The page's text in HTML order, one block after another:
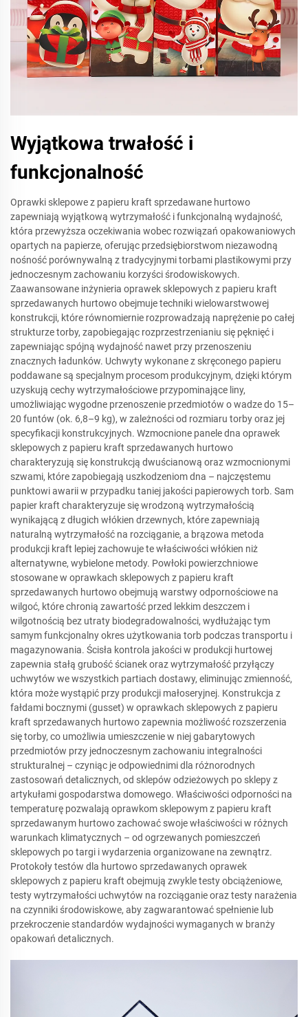
Wyjątkowa trwałość i
funkcjonalność
Oprawki sklepowe z papieru kraft sprzedawane hurtowo
zapewniają wyjątkową wytrzymałość i funkcjonalną wydajność,
która przewyższa oczekiwania wobec rozwiązań opakowaniowych
opartych na papierze, oferując przedsiębiorstwom niezawodną
nośność porównywalną z tradycyjnymi torbami plastikowymi przy
jednoczesnym zachowaniu korzyści środowiskowych.
Zaawansowane inżynieria oprawek sklepowych z papieru kraft
sprzedawanych hurtowo obejmuje techniki wielowarstwowej
konstrukcji, które równomiernie rozprowadzają naprężenie po całej
strukturze torby, zapobiegając rozprzestrzenianiu się pęknięć i
zapewniając spójną wydajność nawet przy przenoszeniu
znacznych ładunków. Uchwyty wykonane z skręconego papieru
poddawane są specjalnym procesom produkcyjnym, dzięki którym
uzyskują cechy wytrzymałościowe przypominające liny,
umożliwiając wygodne przenoszenie przedmiotów o wadze do 15–
20 funtów (ok. 6,8–9 kg), w zależności od rozmiaru torby oraz jej
specyfikacji konstrukcyjnych. Wzmocnione panele dna oprawek
sklepowych z papieru kraft sprzedawanych hurtowo
charakteryzują się konstrukcją dwuścianową oraz wzmocnionymi
szwami, które zapobiegają uszkodzeniom dna – najczęstemu
punktowi awarii w przypadku taniej jakości papierowych torb. Sam
papier kraft charakteryzuje się wrodzoną wytrzymałością
wynikającą z długich włókien drzewnych, które zapewniają
naturalną wytrzymałość na rozciąganie, a brązowa metoda
produkcji kraft lepiej zachowuje te właściwości włókien niż
alternatywne, wybielone metody. Powłoki powierzchniowe
stosowane w oprawkach sklepowych z papieru kraft
sprzedawanych hurtowo obejmują warstwy odpornościowe na
wilgoć, które chronią zawartość przed lekkim deszczem i
wilgotnością bez utraty biodegradowalności, wydłużając tym
samym funkcjonalny okres użytkowania torb podczas transportu i
magazynowania. Ścisła kontrola jakości w produkcji hurtowej
zapewnia stałą grubość ścianek oraz wytrzymałość przyłączy
uchwytów we wszystkich partiach dostawy, eliminując zmienność,
która może wystąpić przy produkcji małoseryjnej. Konstrukcja z
fałdami bocznymi (gusset) w oprawkach sklepowych z papieru
kraft sprzedawanych hurtowo zapewnia możliwość rozszerzenia
się torby, co umożliwia umieszczenie w niej gabarytowych
przedmiotów przy jednoczesnym zachowaniu integralności
strukturalnej – czyniąc je odpowiednimi dla różnorodnych
zastosowań detalicznych, od sklepów odzieżowych po sklepy z
artykułami gospodarstwa domowego. Właściwości odporności na
temperaturę pozwalają oprawkom sklepowym z papieru kraft
sprzedawanym hurtowo zachować swoje właściwości w różnych
warunkach klimatycznych – od ogrzewanych pomieszczeń
sklepowych po targi i wydarzenia organizowane na zewnątrz.
Protokoły testów dla hurtowo sprzedawanych oprawek
sklepowych z papieru kraft obejmują zwykle testy obciążeniowe,
testy wytrzymałości uchwytów na rozciąganie oraz testy narażenia
na czynniki środowiskowe, aby zagwarantować spełnienie lub
przekroczenie standardów wydajności wymaganych w branży
opakowań detalicznych.